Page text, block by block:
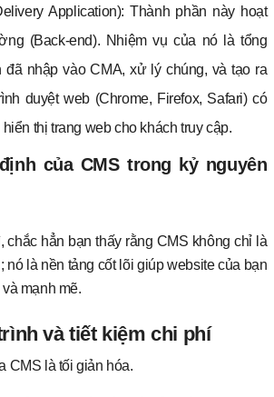
Application): Thành phần này hoạt
(Back-end). Nhiệm vụ của nó là tổng
nhập vào CMA, xử lý chúng, và tạo ra
duyệt web (Chrome, Firefox, Safari) có
thị trang web cho khách truy cập.
của CMS trong kỷ nguyên
chắc hẳn bạn thấy rằng CMS không chỉ là
nó là nền tảng cốt lõi giúp website của bạn
mạnh mẽ.
và tiết kiệm chi phí
CMS là tối giản hóa.